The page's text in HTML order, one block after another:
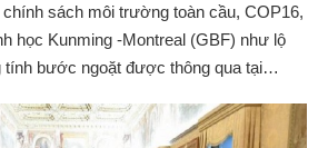
sách môi trường toàn cầu, COP16,
học Kunming -Montreal (GBF) như lộ
tính bước ngoặt được thông qua tại
2030.